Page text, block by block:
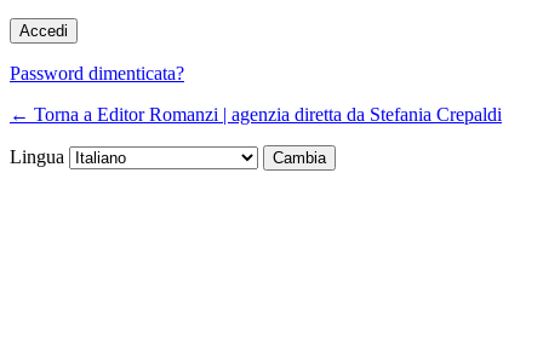
Password dimenticata?
← Torna a Editor Romanzi | agenzia diretta da Stefania Crepaldi
Lingua